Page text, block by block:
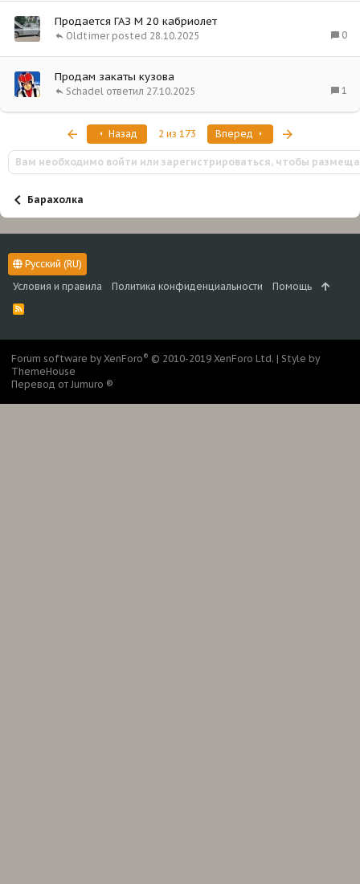
Продается ГАЗ М 20 кабриолет
0
28.10.2025
Oldtimer
Продам закаты кузова
1
27.10.2025
Schadel
ПервыйНазад 2 из 173 Вперед
Вам необходимо войти или зарегистрироваться, чтобы
Барахолка
Русский (RU)
Условия и правила
Политика конфиденциальности Помощь
R
Forum software by XenForo® © 2010-2019 XenForo Ltd. | Style by
ThemeHouse
Перевод от Jumuro ®